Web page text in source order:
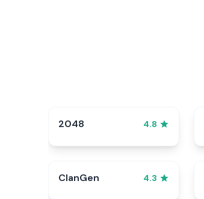
2048 4.8
ClanGen 4.3